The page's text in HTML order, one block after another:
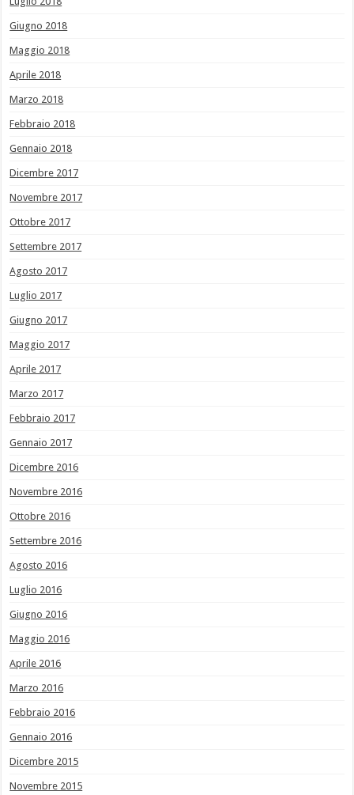
Giugno 2018
Maggio 2018
Aprile 2018
Marzo 2018
Febbraio 2018
Gennaio 2018
Dicembre 2017
Novembre 2017
Ottobre 2017
Settembre 2017
Agosto 2017
Luglio 2017
Giugno 2017
Maggio 2017
Aprile 2017
Marzo 2017
Febbraio 2017
Gennaio 2017
Dicembre 2016
Novembre 2016
Ottobre 2016
Settembre 2016
Agosto 2016
Luglio 2016
Giugno 2016
Maggio 2016
Aprile 2016
Marzo 2016
Febbraio 2016
Gennaio 2016
Dicembre 2015
Novembre 2015